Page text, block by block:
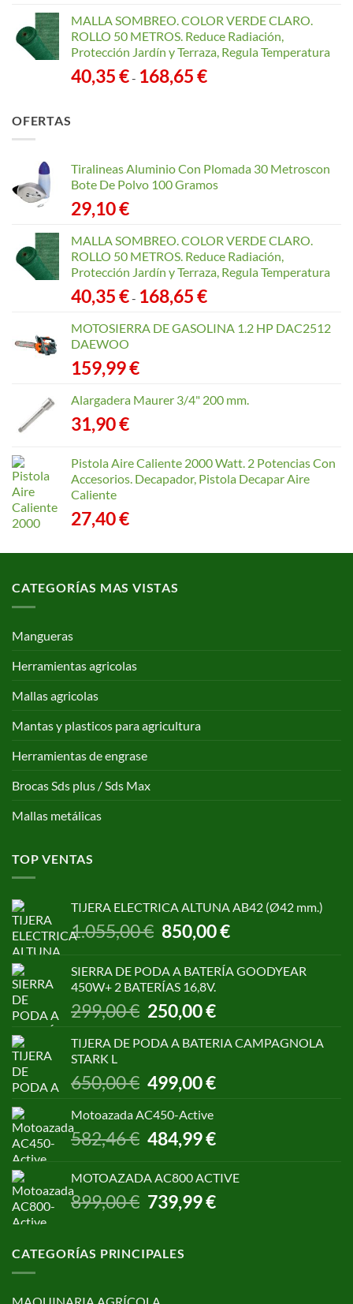
MALLA SOMBREO. COLOR VERDE CLARO.
ROLLO 50 METROS. Reduce Radiación,
Protección Jardín y Terraza, Regula Temperatura
40,35€- 168,65€Rango
168,65 €
OFERTAS
Tiralineas Aluminio Con Plomada 30 Metroscon
Bote De Polvo 100 Gramos
29,10€
MALLA SOMBREO. COLOR VERDE CLARO.
ROLLO 50 METROS. Reduce Radiación,
Protección Jardín y Terraza, Regula Temperatura
40,35€- 168,65€Rango
precios:
MOTOSIERRA DE GASOLINA 1.2 HP DAC2512
DAEWOO
159,99€
Alargadera Maurer 3/4" 200 mm.
31,90€
Pistola Aire Caliente 2000 Watt. 2 Potencias Con
Accesorios. Decapador, Pistola Decapar Aire
Caliente
27,40€
CATEGORÍAS MAS VISTAS
Mangueras
Herramientas agricolas
Mallas agricolas
Mantas y plasticos para agricultura
Herramientas de engrase
Brocas Sds plus / Sds Max
Mallas metálicas
TOP VENTAS
TIJERA ELECTRICA ALTUNA AB42 (Ø42 mm.)
1.055,00€ El
precio
era:
1.055,00 €.
850,00€El
es:
SIERRA DE PODA A BATERÍA GOODYEAR
450W+ 2 BATERÍAS 16,8V.
299,00€ El
precio
original
299,00 €.
250,00€El
actual
250,00 €.
TIJERA DE PODA A BATERIA CAMPAGNOLA
STARK L
650,00€
El
precio
original
650,00 €.
499,00€El
499,00 €.
Motoazada AC450-Active
582,46€
El
precio
era:
582,46 €.
484,99€El
es:
484,99 €.
MOTOAZADA AC800 ACTIVE
899,00€ El
precio
era:
739,99€El
CATEGORÍAS PRINCIPALES